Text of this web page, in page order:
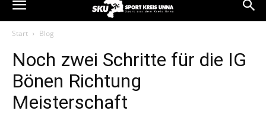
Start Blog
Noch zwei Schritte für die IG
Bönen Richtung
Meisterschaft